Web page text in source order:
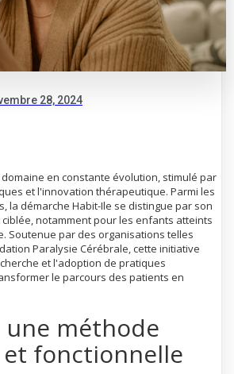
28, 2024
en constante évolution, stimulé par
et l'innovation thérapeutique. Parmi les
la démarche Habit-Ile se distingue par son
notamment pour les enfants atteints
Soutenue par des organisations telles
Paralysie Cérébrale, cette initiative
et l'adoption de pratiques
le parcours des patients en
une méthode
fonctionnelle